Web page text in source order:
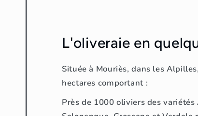
L'oliveraie en
Située à Mouriès, dans les
hectares comportant :
Près de 1000 oliviers des variétés